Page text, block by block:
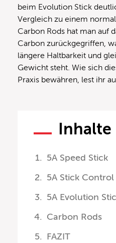
beim Evolution Stick
Vergleich zu einem
Carbon Rods hat man auf
Carbon zurückgegriffen,
längere Haltbarkeit und
Gewicht steht. Wie sich
Praxis bewähren, lest ihr
Inhalte
5A Speed Stick
5A Stick Control
5A Evolution
Carbon Rods
FAZIT